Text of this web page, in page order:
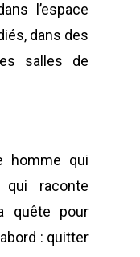
l’espace
dans des
salles de
homme qui
qui raconte
quête pour
: quitter